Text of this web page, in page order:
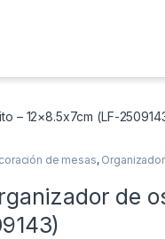
– 12×8.5x7cm (LF-
de mesas,
de